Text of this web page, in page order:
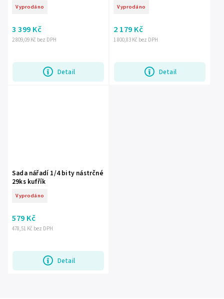
Vyprodáno
2 809,09 Kč bez DPH
3 399 Kč
Detail
Vyprodáno
1 800,83 Kč bez DPH
2 179 Kč
Detail
Sada nářadí 1/4 bity nástrčné
29ks kufřík
Vyprodáno
478,51 Kč bez DPH
579 Kč
Detail